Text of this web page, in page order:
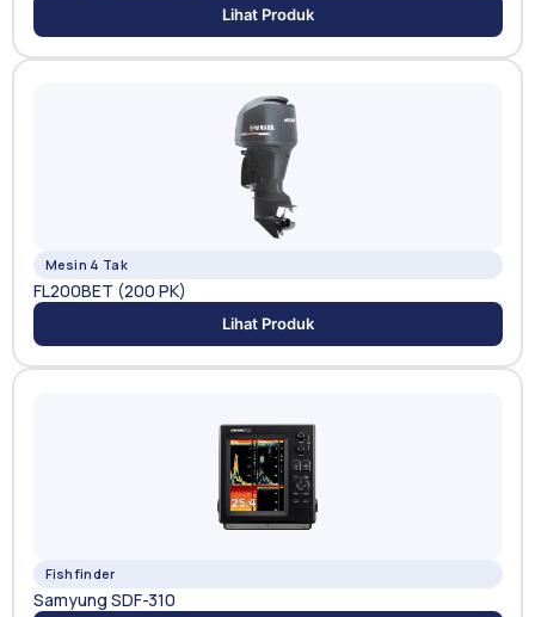
Lihat Produk
Mesin 4 Tak
FL200BET (200 PK)
Lihat Produk
Fishfinder
Samyung SDF-310